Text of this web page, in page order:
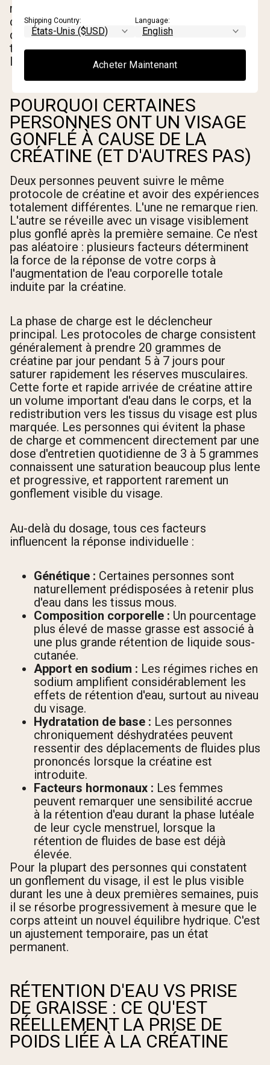
musculaire. Le problème survient lorsque l'eau
corporelle totale augmente suffisamment pour
que certains fluides se redistribuent vers les
tissus mous en dehors des muscles, y compris
le visage et le cou, où cela devient visible.
POURQUOI CERTAINES
PERSONNES ONT UN VISAGE
GONFLÉ À CAUSE DE LA
CRÉATINE (ET D'AUTRES PAS)
Deux personnes peuvent suivre le même
protocole de créatine et avoir des expériences
totalement différentes. L'une ne remarque rien.
L'autre se réveille avec un visage visiblement
plus gonflé après la première semaine. Ce n'est
pas aléatoire : plusieurs facteurs déterminent
la force de la réponse de votre corps à
l'augmentation de l'eau corporelle totale
induite par la créatine.
La phase de charge est le déclencheur
principal. Les protocoles de charge consistent
généralement à prendre 20 grammes de
créatine par jour pendant 5 à 7 jours pour
saturer rapidement les réserves musculaires.
Cette forte et rapide arrivée de créatine attire
un volume important d'eau dans le corps, et la
redistribution vers les tissus du visage est plus
marquée. Les personnes qui évitent la phase
de charge et commencent directement par une
dose d'entretien quotidienne de 3 à 5 grammes
connaissent une saturation beaucoup plus lente
et progressive, et rapportent rarement un
gonflement visible du visage.
Au-delà du dosage, tous ces facteurs
influencent la réponse individuelle :
Génétique : Certaines personnes sont
naturellement prédisposées à retenir plus
d'eau dans les tissus mous.
Composition corporelle : Un pourcentage
plus élevé de masse grasse est associé à
une plus grande rétention de liquide sous-
cutanée.
Apport en sodium : Les régimes riches en
sodium amplifient considérablement les
effets de rétention d'eau, surtout au niveau
du visage.
Hydratation de base : Les personnes
chroniquement déshydratées peuvent
ressentir des déplacements de fluides plus
prononcés lorsque la créatine est
introduite.
Facteurs hormonaux : Les femmes
peuvent remarquer une sensibilité accrue
à la rétention d'eau durant la phase lutéale
de leur cycle menstruel, lorsque la
rétention de fluides de base est déjà
élevée.
Pour la plupart des personnes qui constatent
un gonflement du visage, il est le plus visible
durant les une à deux premières semaines, puis
il se résorbe progressivement à mesure que le
corps atteint un nouvel équilibre hydrique. C'est
un ajustement temporaire, pas un état
permanent.
RÉTENTION D'EAU VS PRISE
DE GRAISSE : CE QU'EST
RÉELLEMENT LA PRISE DE
POIDS LIÉE À LA CRÉATINE
Shipping Country: Language:
Acheter Maintenant